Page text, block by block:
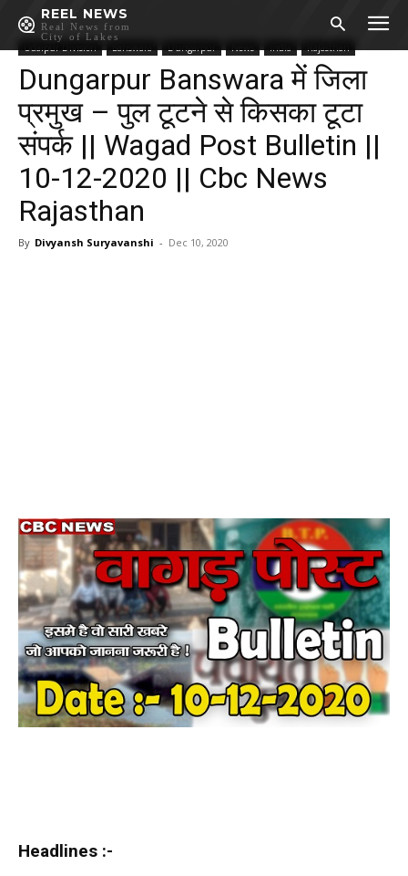
REEL NEWS
Real News from
City of Lakes
Udaipur Division Banswara Dungarpur News India Rajasthan
Dungarpur Banswara में जिला
प्रमुख – पुल टूटने से किसका टूटा
संपर्क || Wagad Post Bulletin ||
10-12-2020 || Cbc News
Rajasthan
By Divyansh Suryavanshi - Dec 10, 2020
Headlines :-